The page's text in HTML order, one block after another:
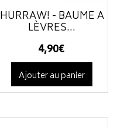
HURRAW! - BAUME À
LÈVRES...
4,90€
Ajouter au panier